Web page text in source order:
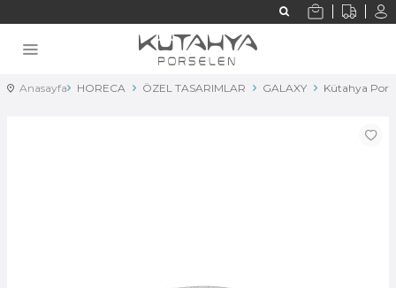
Anasayfa HORECA ÖZEL TASARIMLAR GALAXY Kütahya